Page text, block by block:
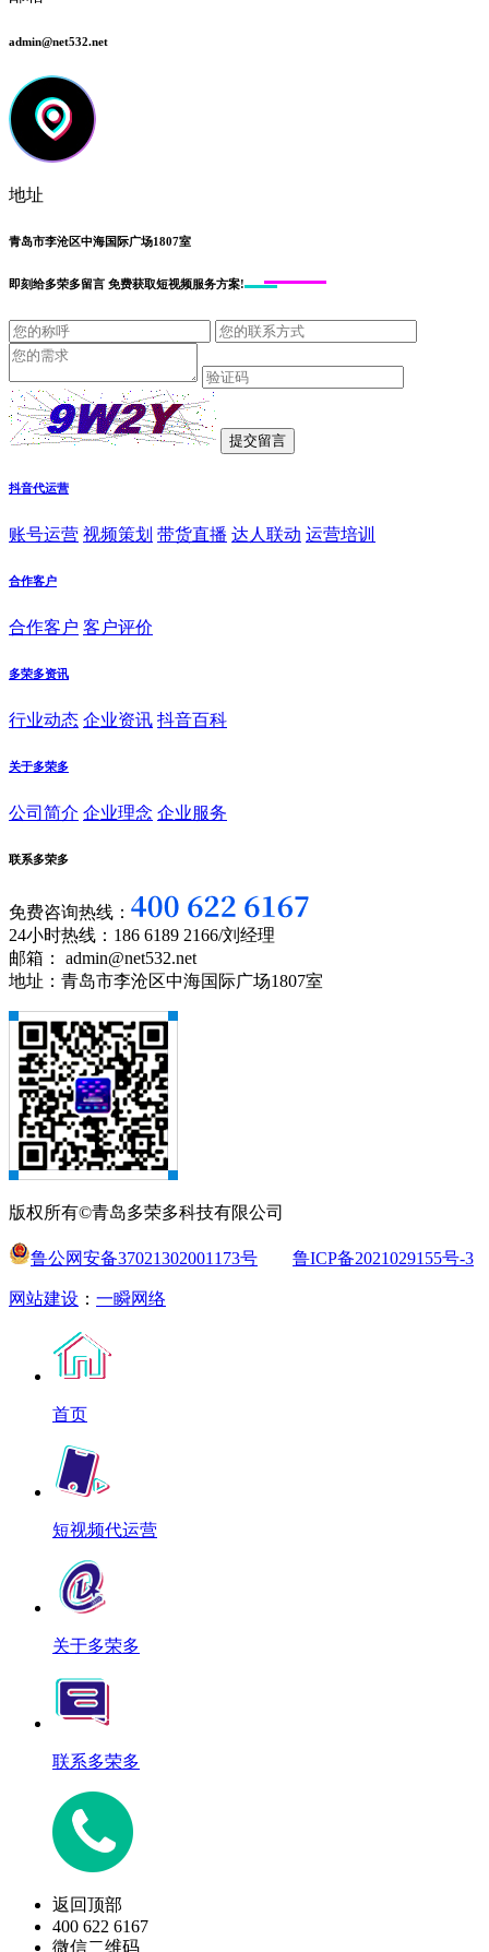
admin@net532.net
地址
青岛市李沧区中海国际广场1807室
即刻给多荣多留言 免费获取短视频服务方案!
抖音代运营
账号运营 视频策划 带货直播 达人联动 运营培训
合作客户
合作客户 客户评价
多荣多资讯
行业动态 企业资讯 抖音百科
关于多荣多
公司简介 企业理念 企业服务
联系多荣多
免费咨询热线：
24小时热线：186 6189 2166/刘经理
邮箱： admin@net532.net
地址：青岛市李沧区中海国际广场1807室
版权所有©青岛多荣多科技有限公司
鲁公网安备37021302001173号 鲁ICP备2021029155号-3
网站建设 ： 一瞬网络
首页
短视频代运营
关于多荣多
联系多荣多
返回顶部
400 622 6167
微信二维码